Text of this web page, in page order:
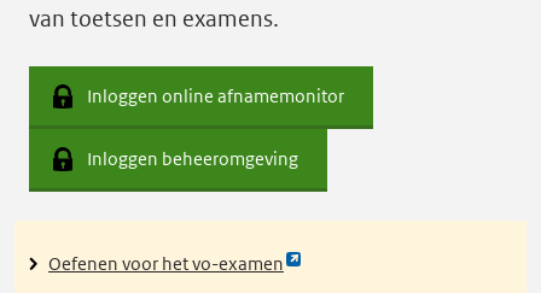
van toetsen en examens.
Inloggen online afnamemonitor
Inloggen beheeromgeving
Oefenen voor het vo-examen
Link